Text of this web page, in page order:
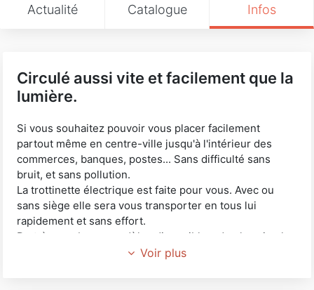
Actualité Catalogue Infos
Circulé aussi vite et facilement que la
lumière.
Si vous souhaitez pouvoir vous placer facilement
partout même en centre-ville jusqu'à l'intérieur des
commerces, banques, postes... Sans difficulté sans
bruit, et sans pollution.
La trottinette électrique est faite pour vous. Avec ou
sans siège elle sera vous transporter en tous lui
rapidement et sans effort.
De très nombreux modèles disponibles, du plus simple
Voir plus